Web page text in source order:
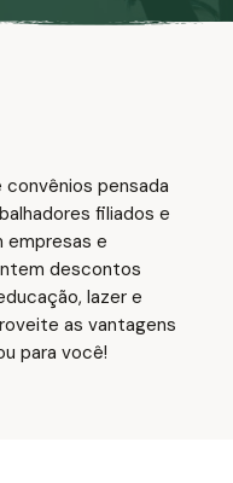
pensada
filiados e
empresas e
descontos
lazer e
as vantagens
para você!